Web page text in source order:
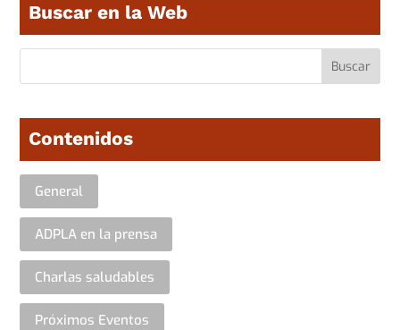
Buscar en la Web
Contenidos
General
ADPLA en la prensa
Charlas saludables
Próximos Eventos